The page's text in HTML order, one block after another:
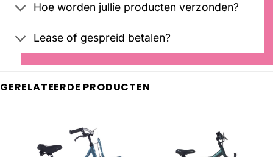
Hoe worden jullie producten verzonden?
Lease of gespreid betalen?
GERELATEERDE PRODUCTEN